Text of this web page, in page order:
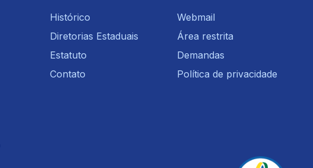
Histórico
Diretorias Estaduais
Estatuto
Contato
Webmail
Área restrita
Demandas
Política de privacidade